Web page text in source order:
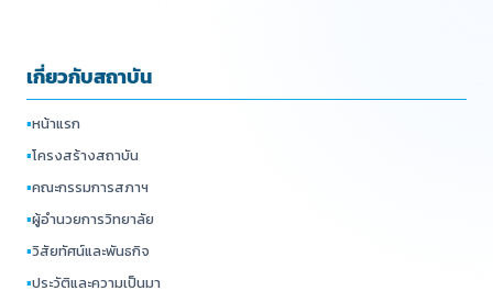
เกี่ยวกับสถาบัน
▪หน้าแรก
▪โครงสร้างสถาบัน
▪คณะกรรมการสภาฯ
▪ผู้อำนวยการวิทยาลัย
▪วิสัยทัศน์และพันธกิจ
▪ประวัติและความเป็นมา